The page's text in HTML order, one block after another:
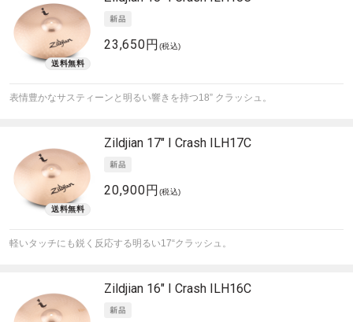
23,650円 (税込)
表情豊かなサスティーンと明るい響きを持つ18” クラッシュ。
Zildjian 17" I Crash ILH17C
20,900円 (税込)
軽いタッチにも鋭く反応する明るい17“クラッシュ。
Zildjian 16" I Crash ILH16C